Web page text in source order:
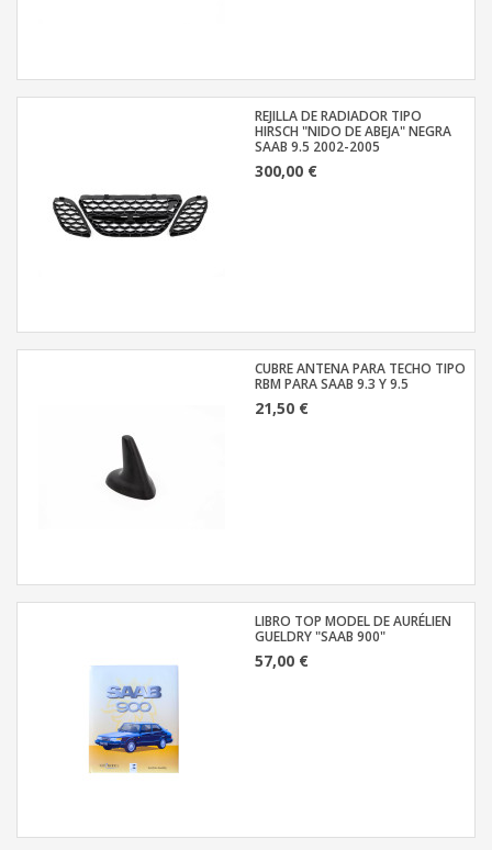
REJILLA DE RADIADOR TIPO
HIRSCH "NIDO DE ABEJA" NEGRA
SAAB 9.5 2002-2005
300,00 €
CUBRE ANTENA PARA TECHO TIPO
RBM PARA SAAB 9.3 Y 9.5
21,50 €
LIBRO TOP MODEL DE AURÉLIEN
GUELDRY "SAAB 900"
57,00 €